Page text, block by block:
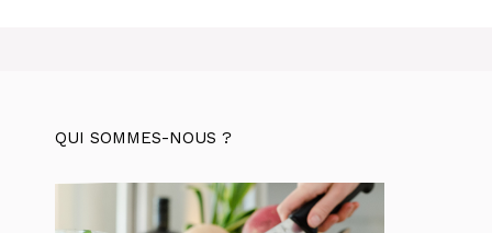
QUI SOMMES-NOUS ?